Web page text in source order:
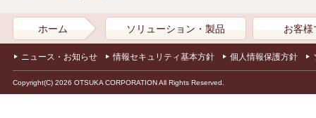
ホーム ソリューション・製品 お客様
ニュース・お知らせ 情報セキュリティ基本方針 個人情報保護方針
Copyright(C) 2026 OTSUKA CORPORATION All Rights Reserved.